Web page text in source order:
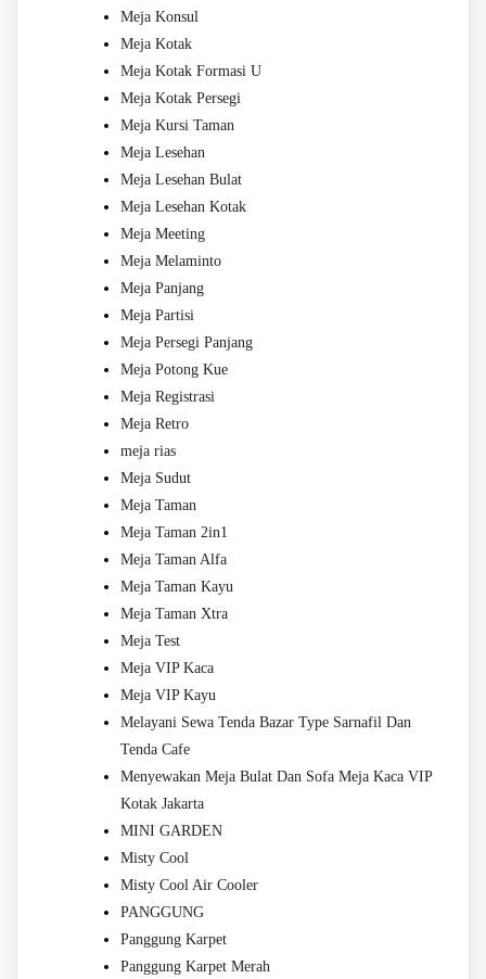
Meja Konsul
Meja Kotak
Meja Kotak Formasi U
Meja Kotak Persegi
Meja Kursi Taman
Meja Lesehan
Meja Lesehan Bulat
Meja Lesehan Kotak
Meja Meeting
Meja Melaminto
Meja Panjang
Meja Partisi
Meja Persegi Panjang
Meja Potong Kue
Meja Registrasi
Meja Retro
meja rias
Meja Sudut
Meja Taman
Meja Taman 2in1
Meja Taman Alfa
Meja Taman Kayu
Meja Taman Xtra
Meja Test
Meja VIP Kaca
Meja VIP Kayu
Melayani Sewa Tenda Bazar Type Sarnafil Dan
Tenda Cafe
Menyewakan Meja Bulat Dan Sofa Meja Kaca VIP
Kotak Jakarta
MINI GARDEN
Misty Cool
Misty Cool Air Cooler
PANGGUNG
Panggung Karpet
Panggung Karpet Merah